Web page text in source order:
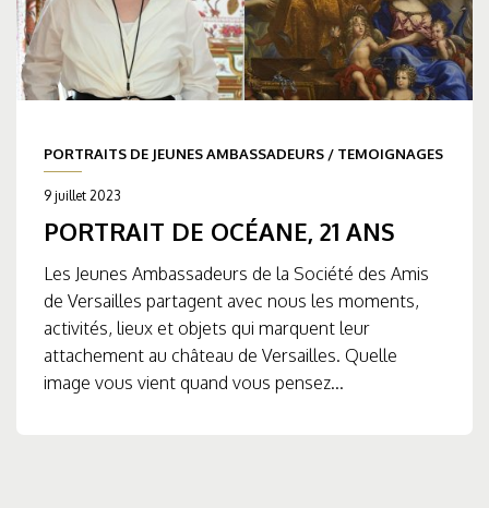
PORTRAITS DE JEUNES AMBASSADEURS / TEMOIGNAGES
9 juillet 2023
PORTRAIT DE OCÉANE, 21 ANS
Les Jeunes Ambassadeurs de la Société des Amis
de Versailles partagent avec nous les moments,
activités, lieux et objets qui marquent leur
attachement au château de Versailles. Quelle
image vous vient quand vous pensez...